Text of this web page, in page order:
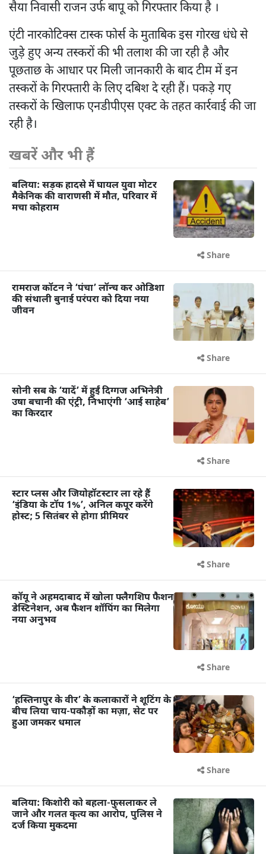
सैया निवासी राजन उर्फ बापू को गिरफ्तार किया है ।
एंटी नारकोटिक्स टास्क फोर्स के मुताबिक इस गोरख धंधे से
जुड़े हुए अन्य तस्करों की भी तलाश की जा रही है और
पूछताछ के आधार पर मिली जानकारी के बाद टीम में इन
तस्करों के गिरफ्तारी के लिए दबिश दे रही हैं। पकड़े गए
तस्करों के खिलाफ एनडीपीएस एक्ट के तहत कार्रवाई की जा
रही है।
खबरें और भी हैं
बलिया: सड़क हादसे में घायल युवा मोटर
मैकेनिक की वाराणसी में मौत, परिवार में
मचा कोहराम
Share
रामराज कॉटन ने ‘पंचा’ लॉन्च कर ओडिशा
की संथाली बुनाई परंपरा को दिया नया
जीवन
Share
सोनी सब के ‘यादें’ में हुईं दिग्गज अभिनेत्री
उषा बचानी की एंट्री, निभाएंगी ‘आई साहेब’
का किरदार
Share
स्टार प्लस और जियोहॉटस्टार ला रहे हैं
‘इंडिया के टॉप 1%’, अनिल कपूर करेंगे
होस्ट; 5 सितंबर से होगा प्रीमियर
Share
कॉयू ने अहमदाबाद में खोला फ्लैगशिप फैशन
डेस्टिनेशन, अब फैशन शॉपिंग का मिलेगा
नया अनुभव
Share
‘हस्तिनापुर के वीर’ के कलाकारों ने शूटिंग के
बीच लिया चाय-पकौड़ों का मज़ा, सेट पर
हुआ जमकर धमाल
Share
बलिया: किशोरी को बहला-फुसलाकर ले
जाने और गलत कृत्य का आरोप, पुलिस ने
दर्ज किया मुकदमा